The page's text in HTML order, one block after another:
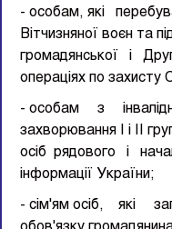
- особам, які
Вітчизняної воєн та
громадянської і
операціях по захисту
- особам з
захворювання I і II
осіб рядового і
інформації України;
- сім'ям осіб, які